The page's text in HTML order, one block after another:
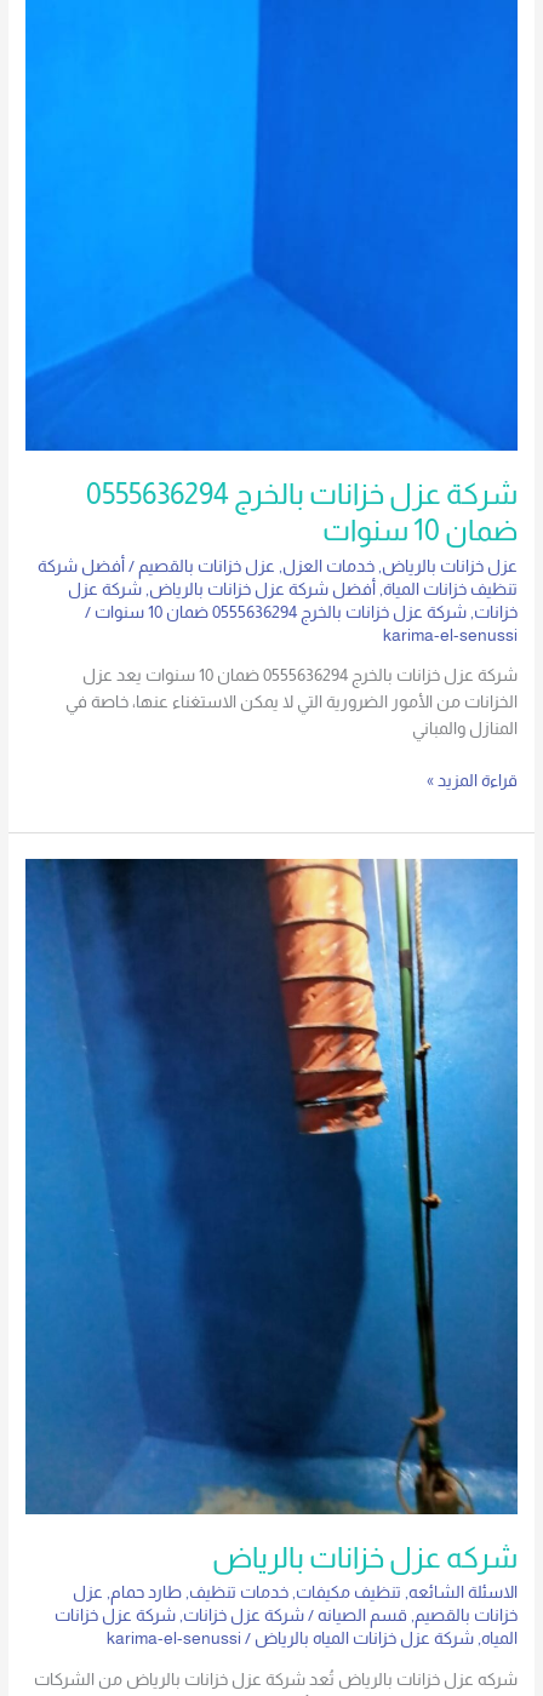
شركة عزل خزانات بالخرج 0555636294
ضمان 10 سنوات
عزل خزانات بالرياض ,خدمات العزل عزل خزانات بالقصيم /أفضل شركة
تنظيف خزانات المياة ,أفضل شركة عزل خزانات بالرياض ,شركة عزل
خزانات ,شركة عزل خزانات بالخرج 0555636294 ضمان 10 سنوات
/
karima-el-senussi
شركة عزل خزانات بالخرج 0555636294 ضمان 10 سنوات يعد عزل
الخزانات من الأمور الضرورية التي لا يمكن الاستغناء عنها، خاصة في
المنازل والمباني
قراءة المزيد »
شركه عزل خزانات بالرياض
الاسئلة الشائعه, تنظيف مكيفات,خدمات تنظيف,طارد حمام, عزل
خزانات بالقصيم, قسم الصيانه /شركة عزل خزانات,شركة عزل خزانات
المياه,شركة عزل خزانات المياه بالرياض /
karima-el-senussi
شركه عزل خزانات بالرياض تُعد شركة عزل خزانات بالرياض من الشركات
بالرياض